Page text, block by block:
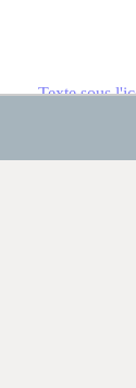
Texte sous